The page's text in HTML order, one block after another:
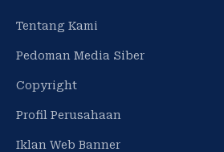
Tentang Kami
Pedoman Media Siber
Copyright
Profil Perusahaan
Iklan Web Banner